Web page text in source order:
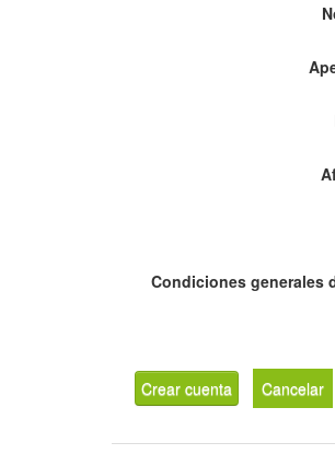
Condiciones generales
Crear cuenta Cancelar